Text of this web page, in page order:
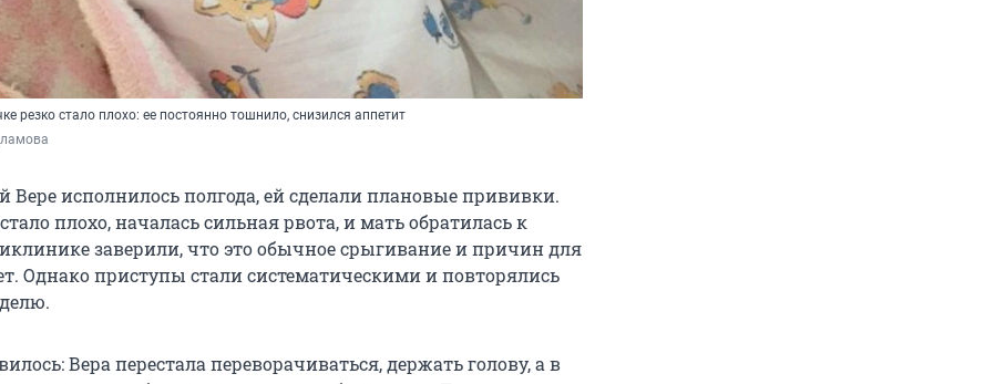
резко стало плохо: ее постоянно тошнило, снизился аппетит
Вере исполнилось полгода, ей сделали плановые прививки.
плохо, началась сильная рвота, и мать обратилась к
заверили, что это обычное срыгивание и причин для
Однако приступы стали систематическими и повторялись
Вера перестала переворачиваться, держать голову, а в